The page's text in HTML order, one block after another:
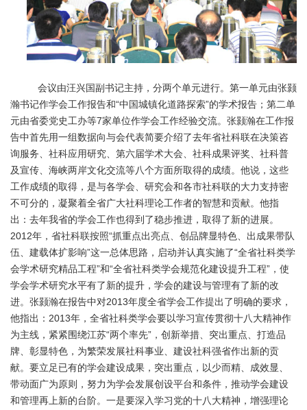
会议由汪兴国副书记主持，分两个单元进行。第一单元由张颢
瀚书记作学会工作报告和“中国城镇化道路探索”的学术报告；第二单
元由省委党史工办等7家单位作学会工作经验交流。张颢瀚在工作报
告中首先用一组数据向与会代表简要介绍了去年省社科联在决策咨
询服务、社科应用研究、第六届学术大会、社科成果评奖、社科普
及宣传、海峡两岸文化交流等八个方面所取得的成绩。他说，这些
工作成绩的取得，是与各学会、研究会和各市社科联的大力支持密
不可分的，凝聚着全省广大社科理论工作者的智慧和贡献。他指
出：去年我省的学会工作也得到了稳步推进，取得了新的进展。
2012年，省社科联按照“抓重点出亮点、创品牌显特色、出成果带队
伍、建载体扩影响”这一总体思路，启动并认真实施了“全省社科类学
会学术研究精品工程”和“全省社科类学会规范化建设提升工程”，使
学会学术研究水平有了新的提升，学会的建设与管理有了新的改
进。张颢瀚在报告中对2013年度全省学会工作提出了明确的要求，
他指出：2013年，全省社科类学会要以学习宣传贯彻十八大精神作
为主线，紧紧围绕江苏“两个率先”，创新举措、突出重点、打造品
牌、彰显特色，为繁荣发展社科事业、建设社科强省作出新的贡
献。要立足已有的学会建设成果，突出重点，以少而精、成效显、
带动面广为原则，努力为学会发展创设平台和条件，推动学会建设
和管理再上新的台阶。一是要深入学习党的十八大精神，增强理论